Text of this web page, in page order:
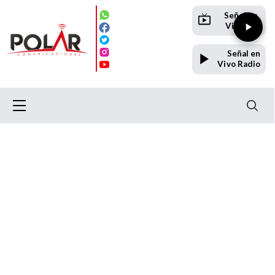
Señal en
Vivo TV
Señal en
Vivo Radio